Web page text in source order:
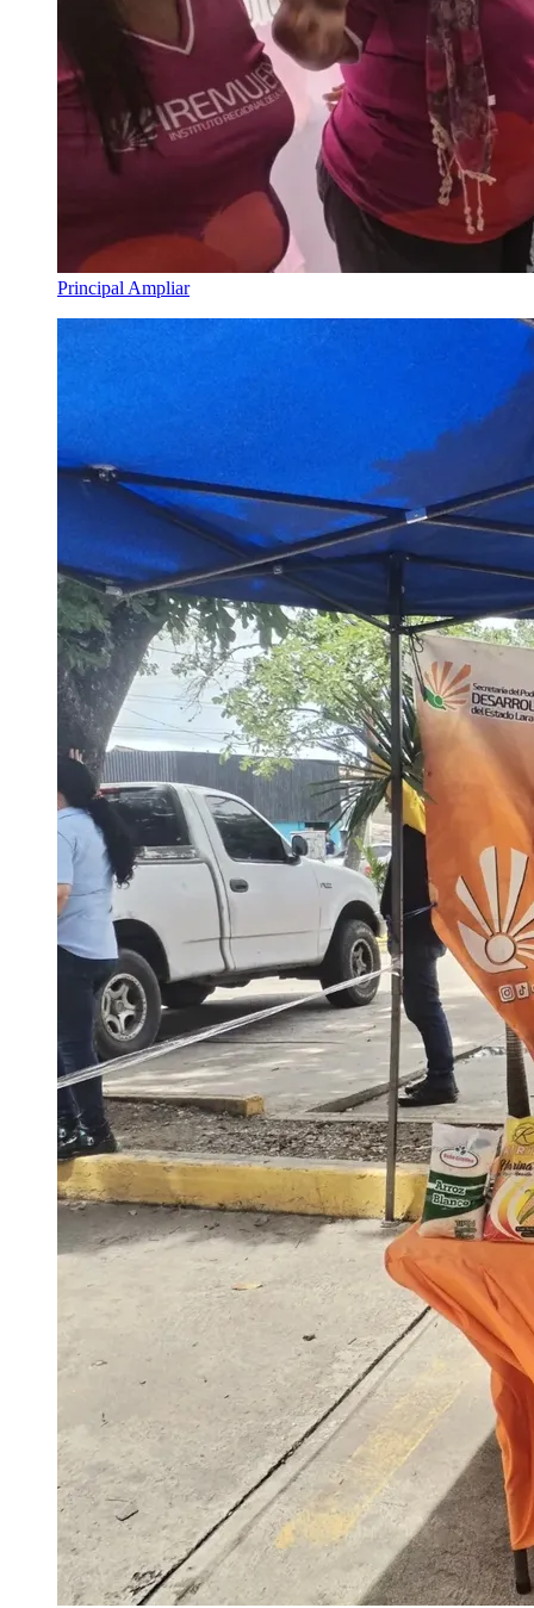
Principal Ampliar